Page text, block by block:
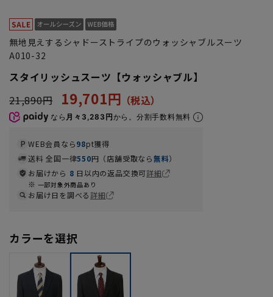
無地見えするシャドーストライプのウォッシャブルスーツ
A010-32
スタイリッシュスーツ【ウォッシャブル】
21,890円
19,701円
なら 月々3,283円から。分割手数料無料
WEB会員なら98pt獲得
送料 全国一律550円（店舗受取なら無料）
お届けから 8 日以内の返品交換可詳細
一部対象外商品あり
お届け日を調べる詳細
カラーを選択